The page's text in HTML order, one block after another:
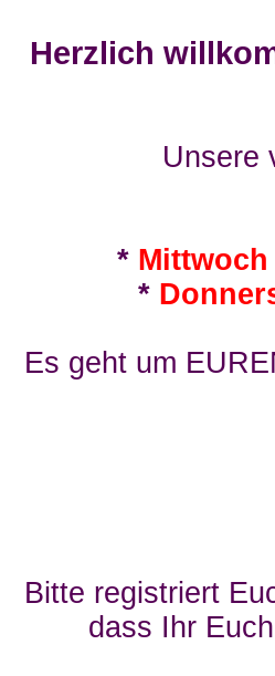
Herzlich
Unsere
* Mittwoch
*
Es geht um
Bitte registriert
dass Ihr